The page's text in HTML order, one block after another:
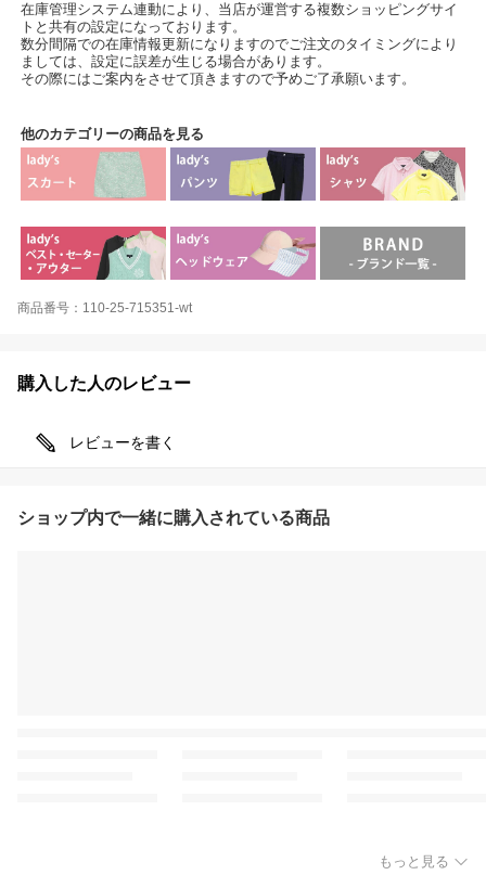
在庫管理システム連動により、当店が運営する複数ショッピングサイ
トと共有の設定になっております。
数分間隔での在庫情報更新になりますのでご注文のタイミングにより
ましては、設定に誤差が生じる場合があります。
その際にはご案内をさせて頂きますので予めご了承願います。
他のカテゴリーの商品を見る
商品番号：110-25-715351-wt
購入した人のレビュー
レビューを書く
ショップ内で一緒に購入されている商品
もっと見る